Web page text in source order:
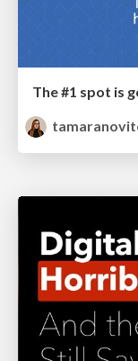
The #1 spot is